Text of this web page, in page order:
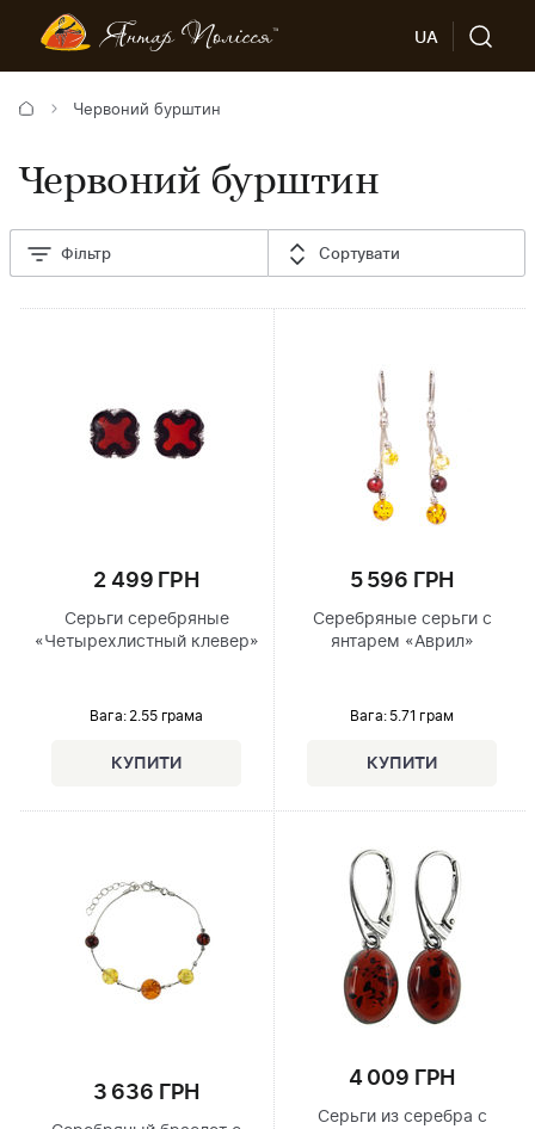
UA
Червоний бурштин
Червоний бурштин
Фільтр Сортувати
2 499 ГРН
Серьги серебряные
«Четырехлистный клевер»
Вага: 2.55 грама
5 596 ГРН
Серебряные серьги с
янтарем «Аврил»
Вага: 5.71 грам
3 636 ГРН
4 009 ГРН
Серьги из серебра с